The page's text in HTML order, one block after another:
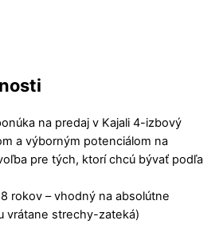
na predaj v Kajali 4-izbový
a výborným potenciálom na
pre tých, ktorí chcú bývať podľa
rokov – vhodný na absolútne
vrátane strechy-zateká)